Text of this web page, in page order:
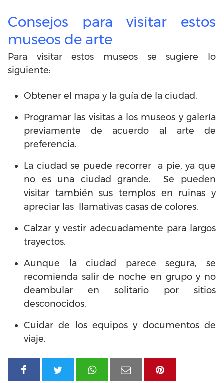
Consejos para visitar estos
museos de arte
Para visitar estos museos se sugiere lo
siguiente:
Obtener el mapa y la guía de la ciudad.
Programar las visitas a los museos y galería
previamente de acuerdo al arte de
preferencia.
La ciudad se puede recorrer a pie, ya que
no es una ciudad grande. Se pueden
visitar también sus templos en ruinas y
apreciar las llamativas casas de colores.
Calzar y vestir adecuadamente para largos
trayectos.
Aunque la ciudad parece segura, se
recomienda salir de noche en grupo y no
deambular en solitario por sitios
desconocidos.
Cuidar de los equipos y documentos de
viaje.